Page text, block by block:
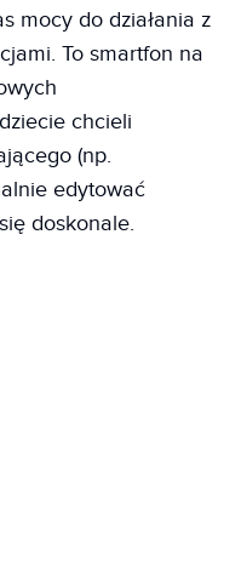
mocy do działania z
To smartfon na
chcieli
(np.
edytować
doskonale.